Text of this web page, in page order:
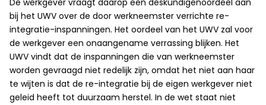
De werkgever vraagt daarop een deskundigenoordeel aan
bij het UWV over de door werkneemster verrichte re-
integratie-inspanningen. Het oordeel van het UWV zal voor
de werkgever een onaangename verrassing blijken. Het
UWV vindt dat de inspanningen die van werkneemster
worden gevraagd niet redelijk zijn, omdat het niet aan haar
te wijten is dat de re-integratie bij de eigen werkgever niet
geleid heeft tot duurzaam herstel. In de wet staat niet